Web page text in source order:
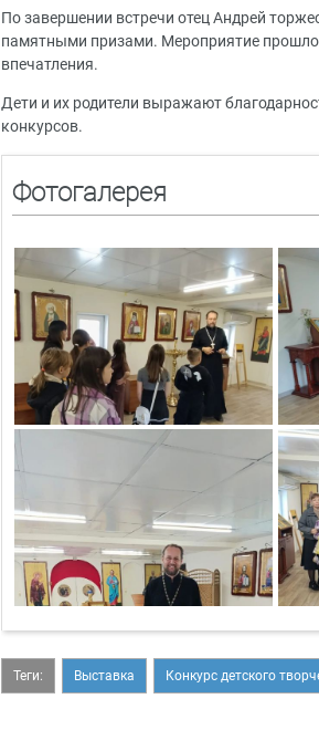
По завершении встречи отец Андрей
памятными призами. Мероприятие прошло
впечатления.
Дети и их родители выражают
конкурсов.
Фотогалерея
Теги: Выставка Конкурс детского